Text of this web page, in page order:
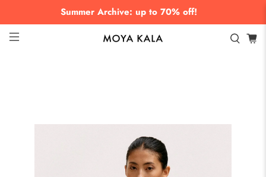
Summer Archive: up to 70% off!